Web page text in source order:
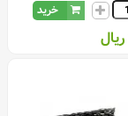
خرید